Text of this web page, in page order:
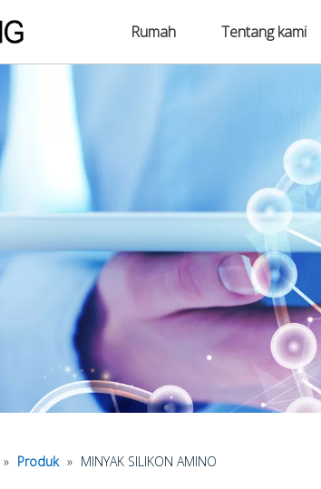
Rumah Tentang kami
» Produk » MINYAK SILIKON AMINO